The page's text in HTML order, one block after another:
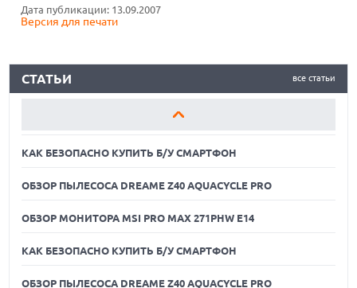
Дата публикации: 13.09.2007
Версия для печати
все статьи
СТАТЬИ
ОБЗОР МОНИТОРА MSI PRO MAX 271PHW E14
ОБЗОР МОНИТОРА MSI PRO MAX 271PHW E14
КАК БЕЗОПАСНО КУПИТЬ Б/У СМАРТФОН
ОБЗОР ПЫЛЕСОСА DREAME Z40 AQUACYCLE PRO
ОБЗОР МОНИТОРА MSI PRO MAX 271PHW E14
КАК БЕЗОПАСНО КУПИТЬ Б/У СМАРТФОН
ОБЗОР ПЫЛЕСОСА DREAME Z40 AQUACYCLE PRO
06.08.2026